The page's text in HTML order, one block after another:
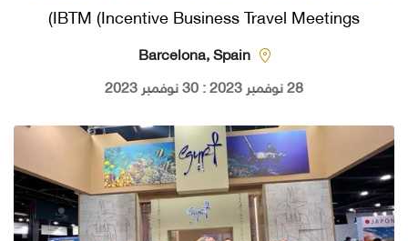
IBTM (Incentive Business Travel Meetings)
Barcelona, Spain
28 نوفمبر 2023 : 30 نوفمبر 2023